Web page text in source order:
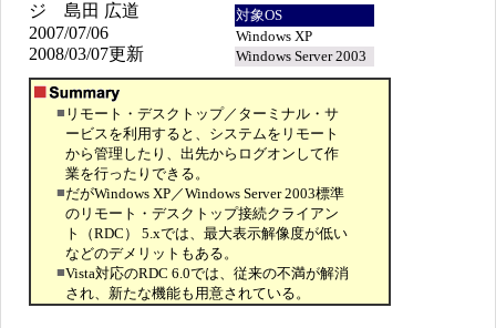
ジ 島田 広道
2007/07/06
2008/03/07更新
対象OS
Windows XP
Windows Server 2003
■ リモート・デスクトップ／ターミナル・サ
ービスを利用すると、システムをリモート
から管理したり、出先からログオンして作
業を行ったりできる。
■だがWindows XP／Windows Server 2003標準
のリモート・デスクトップ接続クライアン
ト（RDC） 5.xでは、最大表示解像度が低い
などのデメリットもある。
■Vista対応のRDC 6.0では、従来の不満が解消
され、新たな機能も用意されている。